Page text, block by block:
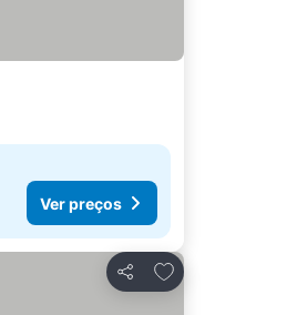
Ver preços
Partilhar
Adicionar aos